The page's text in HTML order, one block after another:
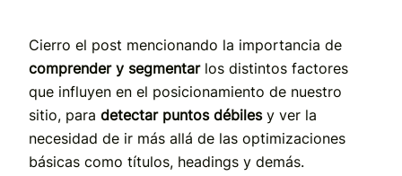
Cierro el post mencionando la importancia de
comprender y segmentarlos distintos factores
que influyen en el posicionamiento de nuestro
sitio, para detectar puntos débilesy ver la
necesidad de ir más allá de las optimizaciones
básicas como títulos, headings y demás.